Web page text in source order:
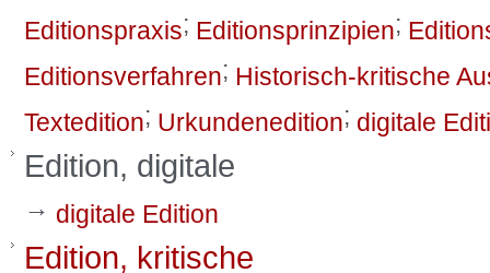
Editionspraxis; Editionsprinzipien;
Editionsverfahren; Historisch-kritische
Textedition; Urkundenedition; digitale
Edition, digitale
→ digitale Edition
Edition, kritische